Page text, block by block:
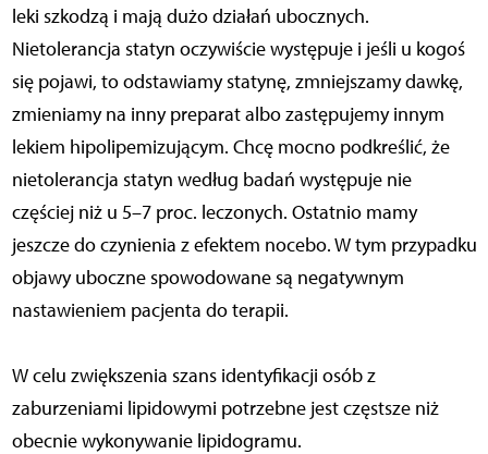
leki szkodzą i mają dużo działań ubocznych.
Nietolerancja statyn oczywiście występuje i jeśli u kogoś
się pojawi, to odstawiamy statynę, zmniejszamy dawkę,
zmieniamy na inny preparat albo zastępujemy innym
lekiem hipolipemizującym. Chcę mocno podkreślić, że
nietolerancja statyn według badań występuje nie
częściej niż u 5–7 proc. leczonych. Ostatnio mamy
jeszcze do czynienia z efektem nocebo. W tym przypadku
objawy uboczne spowodowane są negatywnym
nastawieniem pacjenta do terapii.
W celu zwiększenia szans identyfikacji osób z
zaburzeniami lipidowymi potrzebne jest częstsze niż
obecnie wykonywanie lipidogramu.